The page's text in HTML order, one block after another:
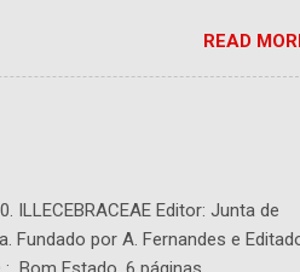
READ
ILLECEBRACEAE Editor: Junta de
Fundado por A. Fernandes e